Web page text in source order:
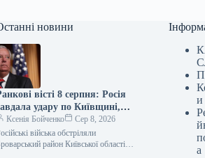
новини
вісті 8 серпня: Росія
удару по Київщині,
США схвалив закон
санкції Грэма
Ксенія Бойченко
Сер 8, 2026
війська обстріляли
район Київської області,
и
а